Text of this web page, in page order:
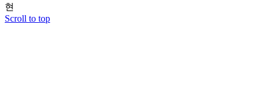
현
Scroll to top